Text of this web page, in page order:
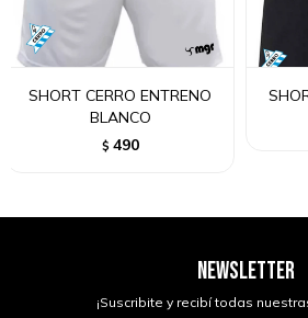
SHORT CERRO ENTRENO
BLANCO
$ 490
NEWSLETTER
¡Suscribite y recibí todas